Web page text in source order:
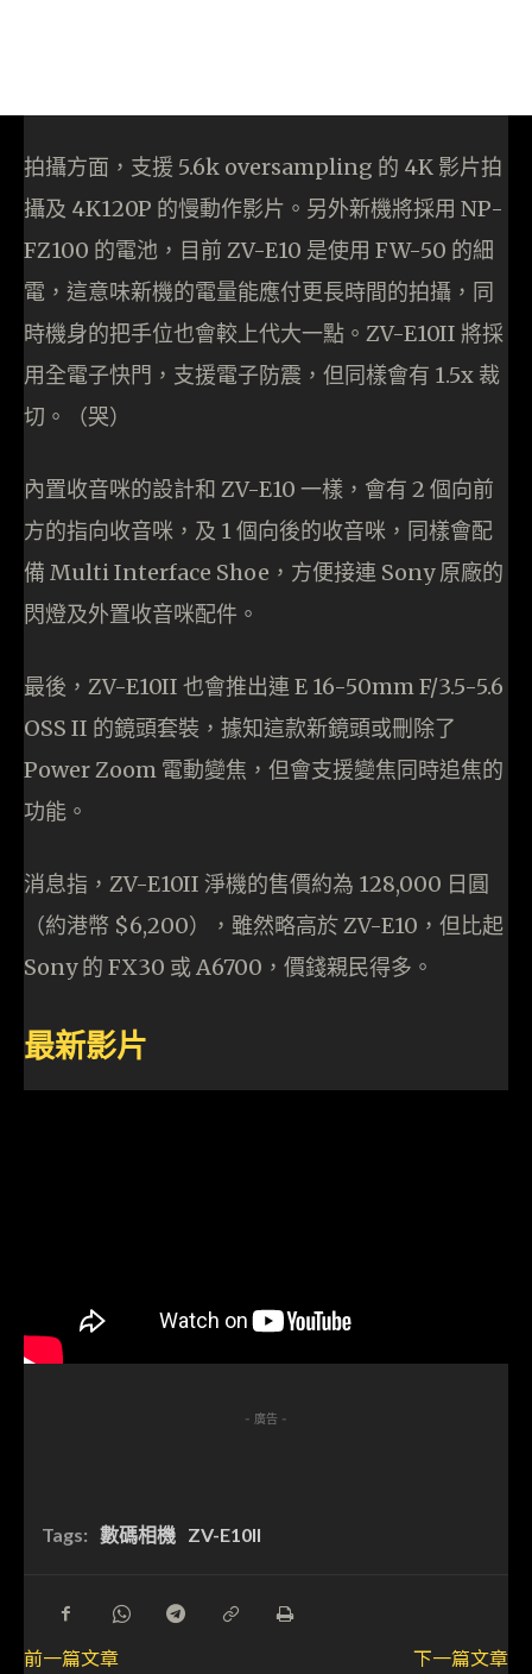
拍攝方面，支援 5.6k oversampling 的 4K 影片拍
攝及 4K120P 的慢動作影片。另外新機將採用 NP-
FZ100 的電池，目前 ZV-E10 是使用 FW-50 的細
電，這意味新機的電量能應付更長時間的拍攝，同
時機身的把手位也會較上代大一點。ZV-E10II 將採
用全電子快門，支援電子防震，但同樣會有 1.5x 裁
切。（哭）
內置收音咪的設計和 ZV-E10 一樣，會有 2 個向前
方的指向收音咪，及 1 個向後的收音咪，同樣會配
備 Multi Interface Shoe，方便接連 Sony 原廠的
閃燈及外置收音咪配件。
最後，ZV-E10II 也會推出連 E 16-50mm F/3.5-5.6
OSS II 的鏡頭套裝，據知這款新鏡頭或刪除了
Power Zoom 電動變焦，但會支援變焦同時追焦的
功能。
消息指，ZV-E10II 淨機的售價約為 128,000 日圓
（約港幣 $6,200），雖然略高於 ZV-E10，但比起
Sony 的 FX30 或 A6700，價錢親民得多。
最新影片
- 廣告 -
Tags: 數碼相機 ZV-E10II
前一篇文章
下一篇文章